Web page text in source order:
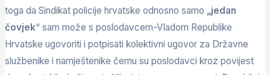
toga da Sindikat policije hrvatske odnosno samo „jedan
čovjek“ sam može s poslodavcem-Vladom Republike
Hrvatske ugovoriti i potpisati kolektivni ugovor za Državne
službenike i namještenike čemu su poslodavci kroz povijest